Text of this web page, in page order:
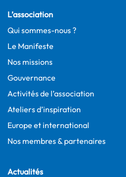
L’association
Qui sommes-nous ?
Le Manifeste
Nos missions
Gouvernance
Activités de l’association
Ateliers d’inspiration
Europe et international
Nos membres & partenaires
Actualités